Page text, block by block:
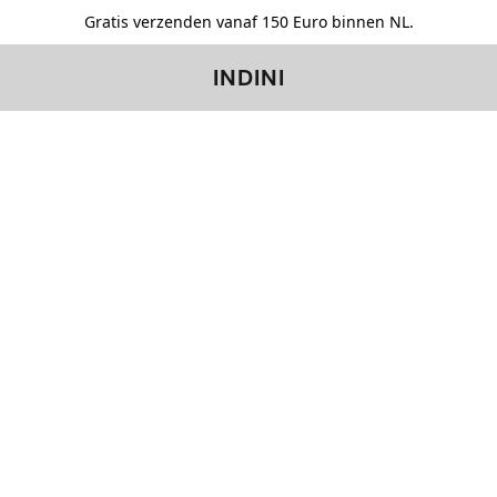
Gratis verzenden vanaf 150 Euro binnen NL.
INDINI